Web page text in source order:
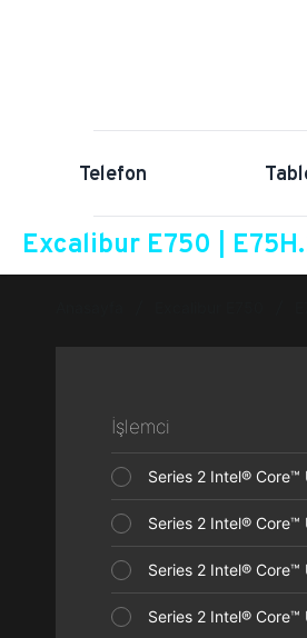
Telefon
Excalibur E750 |
İşlemci
Series 2 Intel®
Series 2 Intel®
Series 2 Intel®
Series 2 Intel®